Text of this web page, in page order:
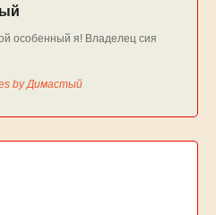
особенный я! Владелец сия
by Димастый